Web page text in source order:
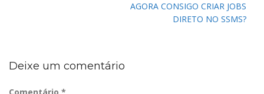
AGORA CONSIGO CRIAR JOBS
DIRETO NO SSMS?
Deixe um comentário